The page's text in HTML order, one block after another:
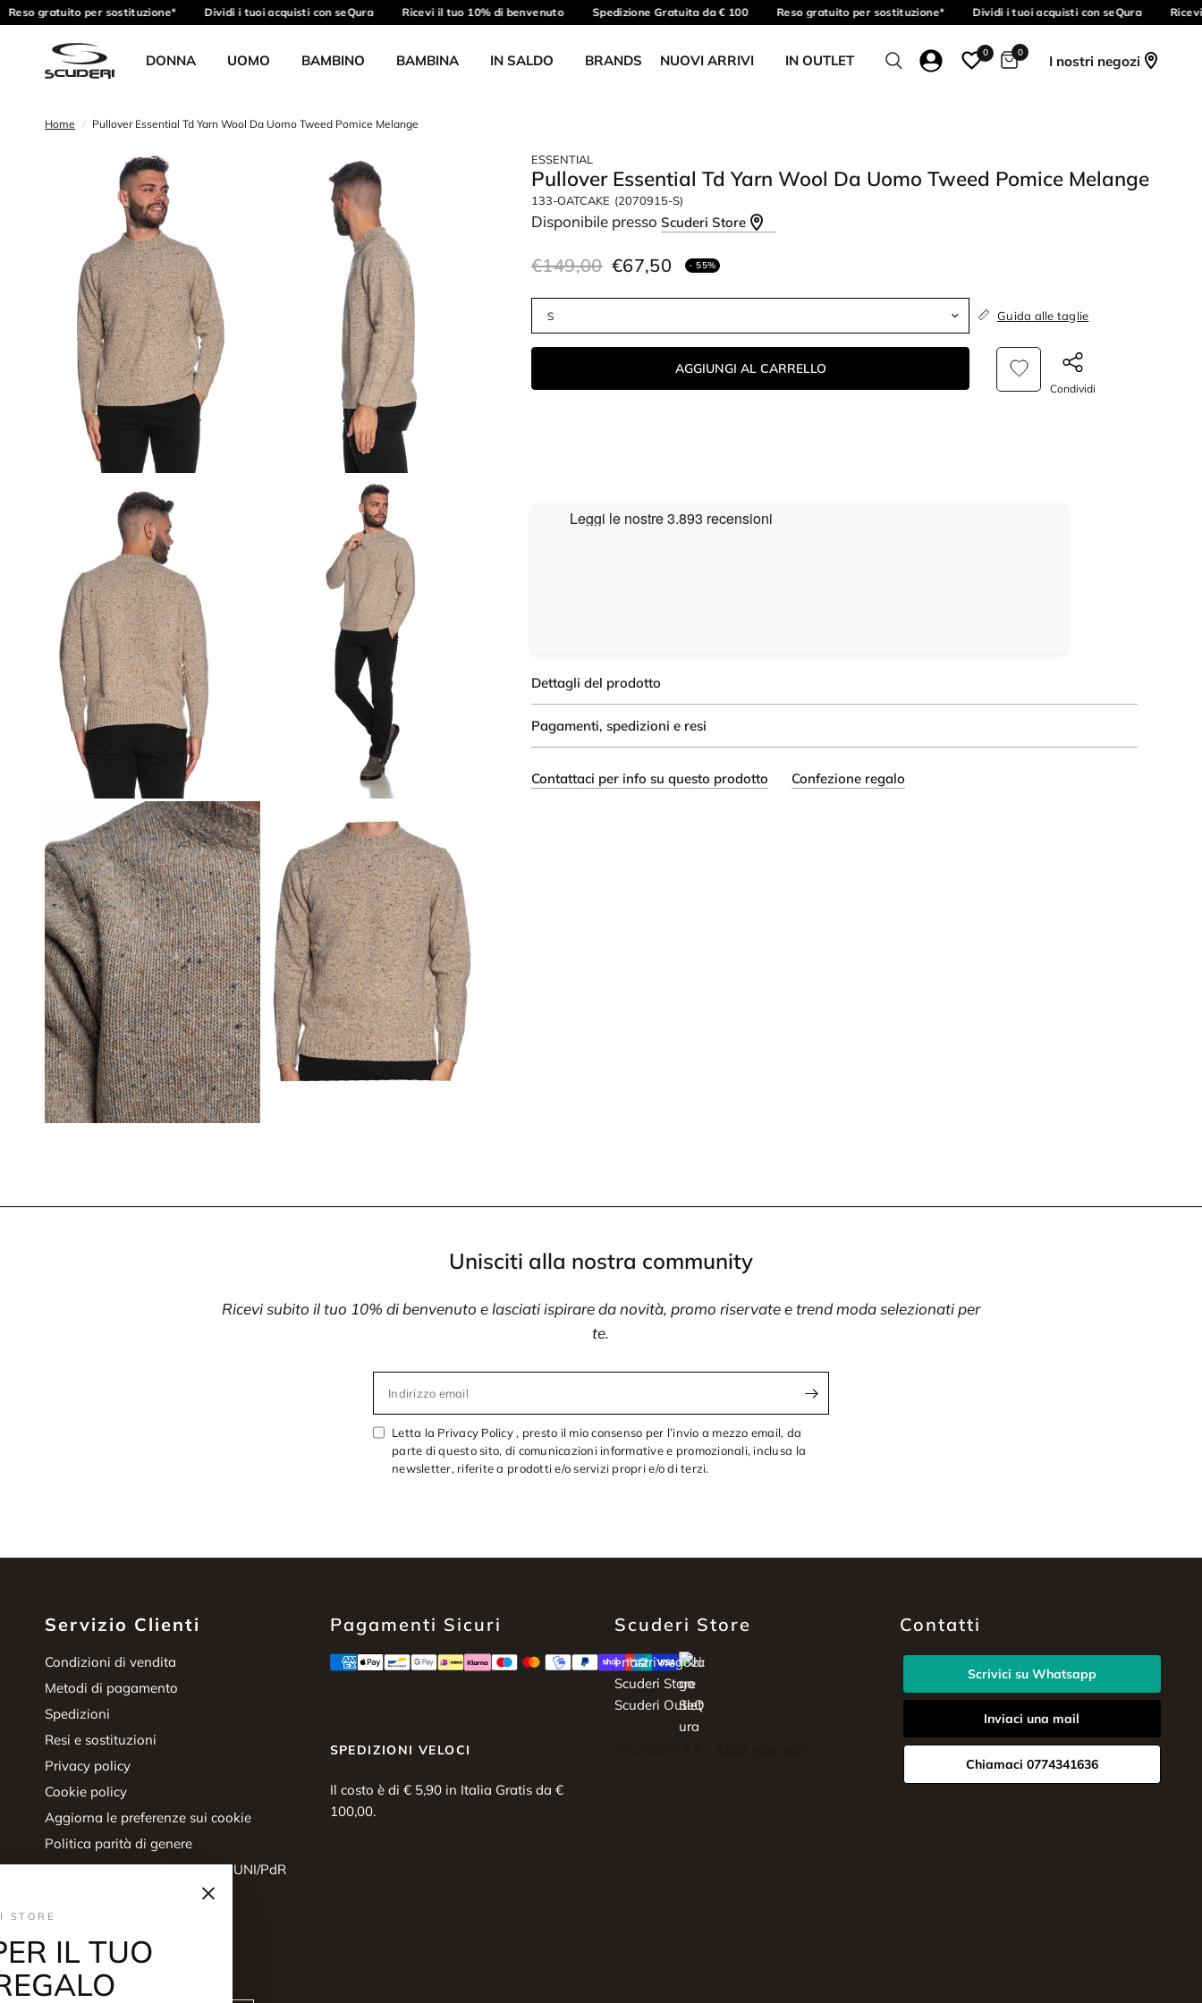
Reso gratuito per sostituzione* Dividi i tuoi acquisti con seQura Ricevi il tuo 10% di benvenuto Spedizione Gratuita da € 100 Reso gratuito per sostituzione* Dividi i tuoi acquisti con seQura
DONNA UOMO BAMBINO BAMBINA IN SALDO BRANDS NUOVI ARRIVI IN OUTLET 0 0
I nostri negozi
Home / Pullover Essential Td Yarn Wool Da Uomo Tweed Pomice Melange
ESSENTIAL
Pullover Essential Td Yarn Wool Da Uomo Tweed Pomice Melange
133-OATCAKE (2070915-S)
Disponibile pressoScuderi Store
€149,00 €67,50 - 55%
Guida alle taglie
AGGIUNGI AL CARRELLO
Condividi
Dettagli del prodotto
Pagamenti, spedizioni e resi
Contattaci per info su questo prodotto Confezione regalo
Unisciti alla nostra community
Ricevi subito il tuo 10% di benvenuto e lasciati ispirare da novità, promo riservate e trend moda selezionati per
te.
Indirizzo email
Letta la Privacy Policy , presto il mio consenso per l’invio a mezzo email, da
parte di questo sito, di comunicazioni informative e promozionali, inclusa la
newsletter, riferite a prodotti e/o servizi propri e/o di terzi.
Servizio Clienti
Condizioni di vendita
Metodi di pagamento
Spedizioni
Resi e sostituzioni
Privacy policy
Cookie policy
Aggiorna le preferenze sui cookie
Politica parità di genere
Certificazione parità di genere UNI/PdR
Diritto di recesso
Pagamenti Sicuri
SPEDIZIONI VELOCI
Il costo è di € 5,90 in Italia Gratis da €
100,00.
Scuderi Store
I nostri negozi:
Scuderi Store
Scuderi Outlet
Contatti
Scrivici su Whatsapp
Inviaci una mail
Chiamaci 0774341636
×
STORE
IL TUO